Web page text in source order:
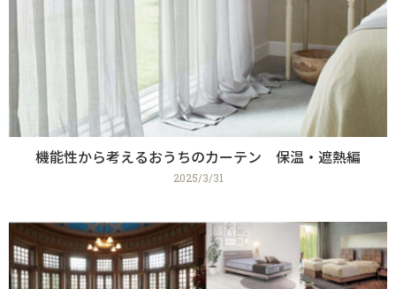
機能性から考えるおうちのカーテン 保温・遮熱編
2025/3/31